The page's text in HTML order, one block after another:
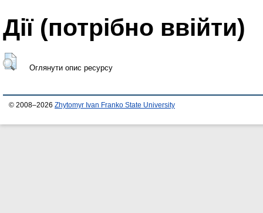
Дії ​​(потрібно ввійти)
Оглянути опис ресурсу
© 2008–2026 Zhytomyr Ivan Franko State University